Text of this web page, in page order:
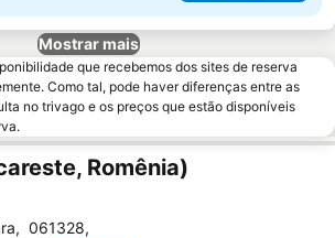
Mostrar mais
que recebemos dos sites de reserva
Como tal, pode haver diferenças entre as
no trivago e os preços que estão disponíveis
Romênia)
, 061328,